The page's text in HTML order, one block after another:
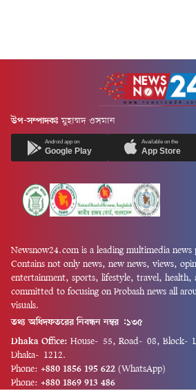
উপ-সম্পাদকঃ মুহাম্মদ ওসমান
Android app on
Google Play
Available on the
App Store
Newsnow24.com is a leading multimedia news
Contains not only news, new news, views,
entertainment, sports, lifestyle, travel, health,
committed to focusing on Probash news all
visuals.
তথ্য অধিদফতরের নিবন্ধন নম্বর :১৩৫
Dhaka Office: House-55, Road-08, Block-
Dhaka-1212.
Phone: +880 1856 195 622 (WhatsApp)
Phone: +880 1869 913 486